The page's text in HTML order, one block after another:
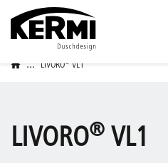
... LIVORO® VL1
LIVORO® VL1